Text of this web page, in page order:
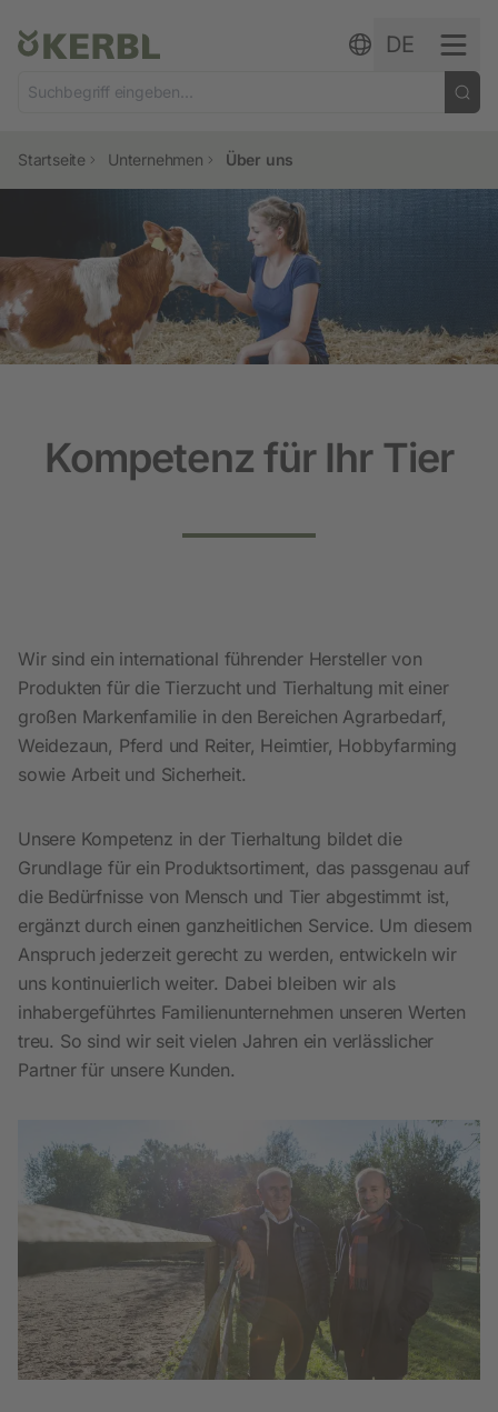
DE
Startseite Unternehmen Über uns
Kompetenz für Ihr Tier
Wir sind ein international führender Hersteller von
Produkten für die Tierzucht und Tierhaltung mit einer
großen Markenfamilie in den Bereichen Agrarbedarf,
Weidezaun, Pferd und Reiter, Heimtier, Hobbyfarming
sowie Arbeit und Sicherheit.
Unsere Kompetenz in der Tierhaltung bildet die
Grundlage für ein Produktsortiment, das passgenau auf
die Bedürfnisse von Mensch und Tier abgestimmt ist,
ergänzt durch einen ganzheitlichen Service. Um diesem
Anspruch jederzeit gerecht zu werden, entwickeln wir
uns kontinuierlich weiter. Dabei bleiben wir als
inhabergeführtes Familienunternehmen unseren Werten
treu. So sind wir seit vielen Jahren ein verlässlicher
Partner für unsere Kunden.